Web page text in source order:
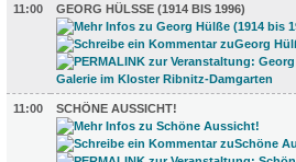
11:00 GEORG HÜLSSE (1914 BIS 1996)
11:00 SCHÖNE AUSSICHT!